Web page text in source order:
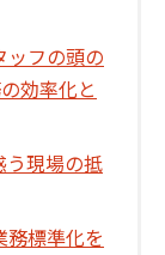
ッフの頭の
効率化と
う現場の抵
務標準化を